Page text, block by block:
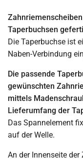
Taperbuchsen
Die Taperbuchse ist
Naben-Verbindung
Die passende
gewünschten
mittels
Lieferumfang der
Das Spannelement
auf der Welle.
An der Innenseite